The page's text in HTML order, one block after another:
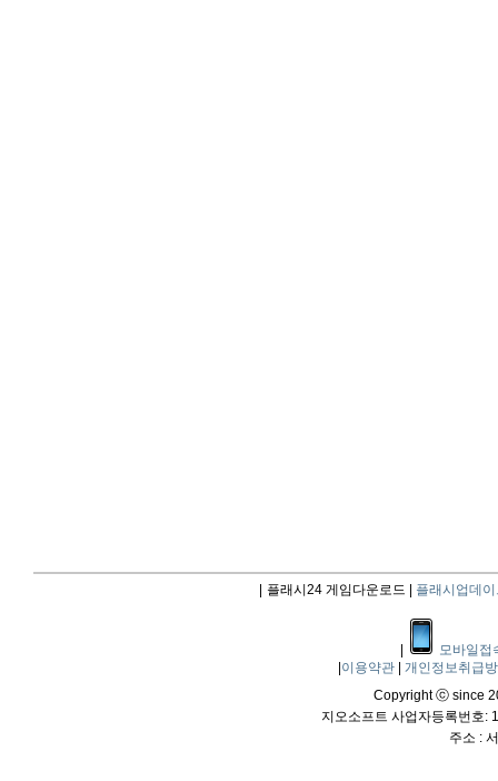
플래시24 게임다운로드 | 플래시업데이
모바일접
이용약관
개인정보취급
Copyright ⓒ since
지오소프트 사업자등록번호:
주소 :